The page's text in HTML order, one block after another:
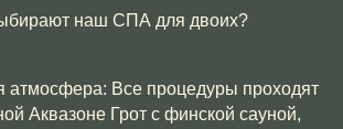
наш СПА для двоих?
атмосфера: Все процедуры проходят
Аквазоне Грот с финской сауной,